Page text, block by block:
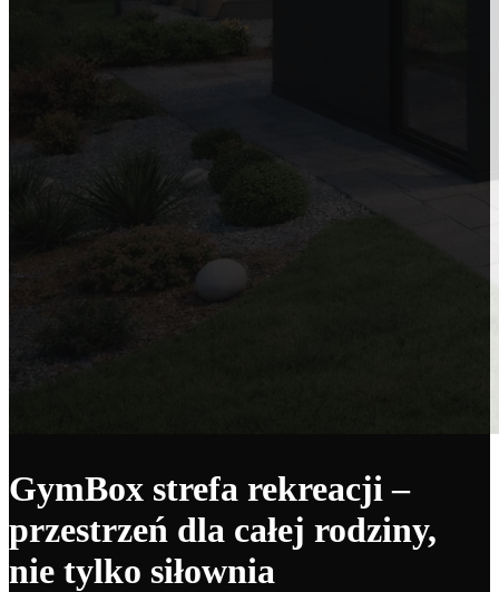
GymBox strefa rekreacji –
przestrzeń dla całej rodziny,
nie tylko siłownia